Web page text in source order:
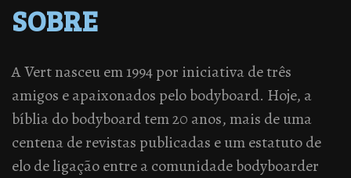
SOBRE
A Vert nasceu em 1994 por iniciativa de três
amigos e apaixonados pelo bodyboard. Hoje, a
bíblia do bodyboard tem 20 anos, mais de uma
centena de revistas publicadas e um estatuto de
elo de ligação entre a comunidade bodyboarder